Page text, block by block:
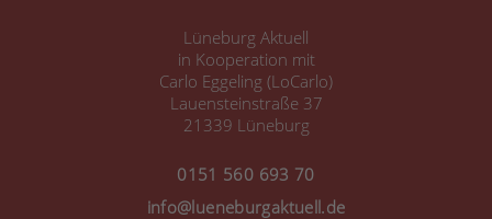
Lüneburg Aktuell
in Kooperation mit
Carlo Eggeling (LoCarlo)
Lauensteinstraße 37
21339 Lüneburg
0151 560 693 70
info@lueneburgaktuell.de